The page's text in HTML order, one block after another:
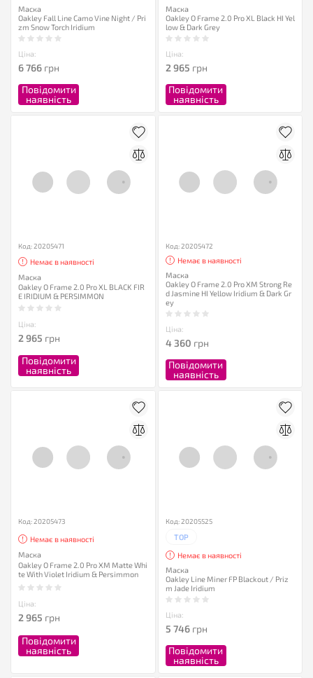
Маска
Oakley Fall Line Camo Vine Night / Pri
zm Snow Torch Iridium
Ціна:
6 766 грн
Повідомити
наявність
Маска
Oakley O Frame 2.0 Pro XL Black HI Yel
low & Dark Grey
Ціна:
2 965 грн
Повідомити
наявність
Код: 20205471
Немає в наявності
Маска
Oakley O Frame 2.0 Pro XL BLACK FIR
E IRIDIUM & PERSIMMON
Ціна:
2 965 грн
Повідомити
наявність
Код: 20205472
Немає в наявності
Маска
Oakley O Frame 2.0 Pro XM Strong Re
d Jasmine HI Yellow Iridium & Dark Gr
ey
Ціна:
4 360 грн
Повідомити
наявність
Код: 20205473
Немає в наявності
Маска
Oakley O Frame 2.0 Pro XM Matte Whi
te With Violet Iridium & Persimmon
Ціна:
2 965 грн
Повідомити
наявність
Код: 20205525
TOP
Немає в наявності
Маска
Oakley Line Miner FP Blackout / Priz
m Jade Iridium
Ціна:
5 746грн
Повідомити
наявність